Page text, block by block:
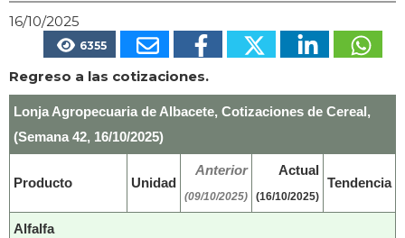
16/10/2025
6355
Regreso a las cotizaciones.
Lonja Agropecuaria de Albacete, Cotizaciones de Cereal,
(Semana 42, 16/10/2025)
Producto Unidad
Anterior
(09/10/2025)
Actual
(16/10/2025)
Tendencia
Alfalfa